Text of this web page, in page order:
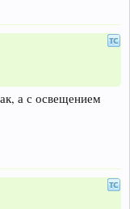
а с освещением